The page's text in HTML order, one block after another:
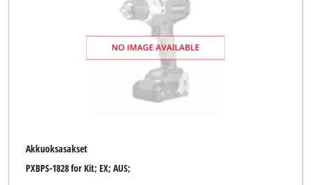
Akkuoksasakset
PXBPS-1828 for Kit; EX; AUS;